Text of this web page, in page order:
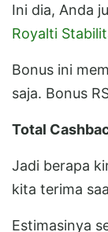
Ini dia, Anda
Royalti
Bonus ini
saja. Bonus
Total
Jadi berapa
kita terima
Estimasinya